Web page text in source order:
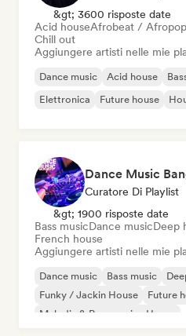
&gt; 3600 risposte date
Acid houseAfrobeat / Afropop
Chill out
Aggiungere artisti nelle mie
Dance music Acid house
Elettronica
Future house
Dance Music
Curatore Di Playlist
&gt; 1900 risposte date
Bass musicDance musicDeep
French house
Aggiungere artisti nelle mie
Dance music Bass music
Funky / Jackin House
Future
Melodic & Progressive House